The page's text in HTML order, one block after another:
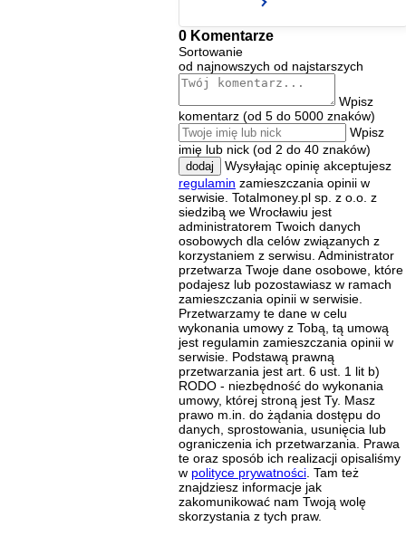
0 Komentarze
Sortowanie
od najnowszych od najstarszych
Wpisz
komentarz (od 5 do 5000 znaków)
Wpisz
imię lub nick (od 2 do 40 znaków)
dodaj
Wysyłając opinię akceptujesz
regulamin zamieszczania opinii w
serwisie. Totalmoney.pl sp. z o.o. z
siedzibą we Wrocławiu jest
administratorem Twoich danych
osobowych dla celów związanych z
korzystaniem z serwisu. Administrator
przetwarza Twoje dane osobowe, które
podajesz lub pozostawiasz w ramach
zamieszczania opinii w serwisie.
Przetwarzamy te dane w celu
wykonania umowy z Tobą, tą umową
jest regulamin zamieszczania opinii w
serwisie. Podstawą prawną
przetwarzania jest art. 6 ust. 1 lit b)
RODO - niezbędność do wykonania
umowy, której stroną jest Ty. Masz
prawo m.in. do żądania dostępu do
danych, sprostowania, usunięcia lub
ograniczenia ich przetwarzania. Prawa
te oraz sposób ich realizacji opisaliśmy
w polityce prywatności . Tam też
znajdziesz informacje jak
zakomunikować nam Twoją wolę
skorzystania z tych praw.